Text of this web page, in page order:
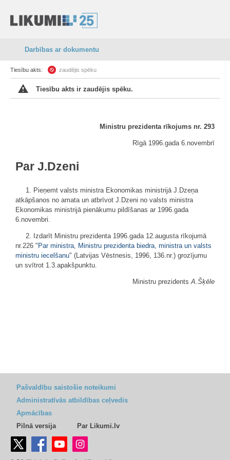
Darbības ar dokumentu
Tiesību akts: zaudējis spēku
Tiesību akts ir zaudējis spēku.
Ministru prezidenta rīkojums nr. 293
Rīgā 1996.gada 6.novembrī
Par J.Dzeni
1. Pieņemt valsts ministra Ekonomikas ministrijā J.Dzeņa
atkāpšanos no amata un atbrīvot J.Dzeni no valsts ministra
Ekonomikas ministrijā pienākumu pildīšanas ar 1996.gada
6.novembri.
2. Izdarīt Ministru prezidenta 1996.gada 12.augusta rīkojumā
nr.226 " Par ministra, Ministru prezidenta biedra, ministra un valsts
ministru iecelšanu" (Latvijas Vēstnesis, 1996, 136.nr.) grozījumu
un svītrot 1.3.apakšpunktu.
Ministru prezidentsA.Šķēle
Pašvaldību saistošie noteikumi
Administratīvās atbildības ceļvedis
Apmācības
Pilnā versija
Par Likumi.lv